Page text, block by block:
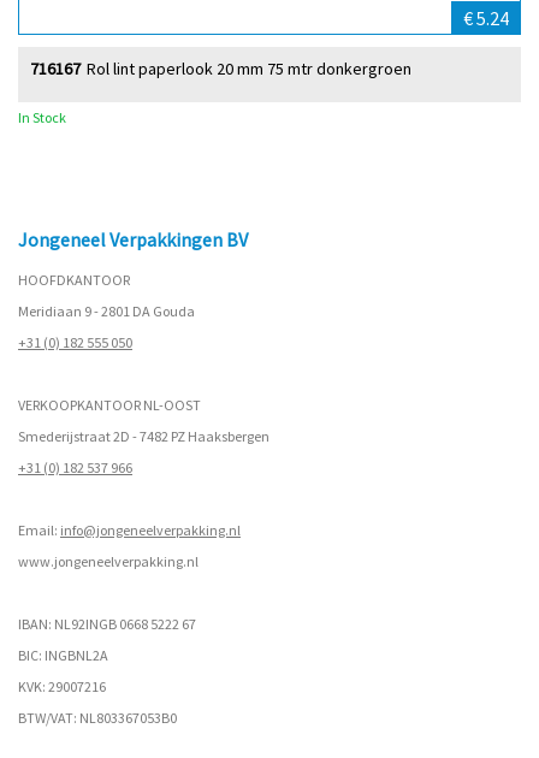
€ 5.24
Rol lint paperlook 20 mm 75 mtr donkergroen
716167
In Stock
Jongeneel Verpakkingen BV
HOOFDKANTOOR
Meridiaan 9 - 2801 DA Gouda
+31 (0) 182 555 050
VERKOOPKANTOOR NL-OOST
Smederijstraat 2D - 7482 PZ Haaksbergen
+31 (0) 182 537 966
Email: info@jongeneelverpakking.nl
www.jongeneelverpakking.nl
IBAN: NL92INGB 0668 5222 67
BIC: INGBNL2A
KVK: 29007216
BTW/VAT: NL803367053B0